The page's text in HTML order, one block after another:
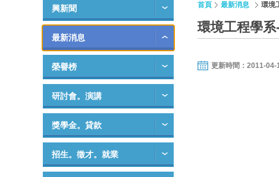
興新聞
最新消息
榮譽榜
研討會。演講
獎學金。貸款
招生。徵才。就業
首頁 最新消息 環境
環境工程學
更新時間：2011-